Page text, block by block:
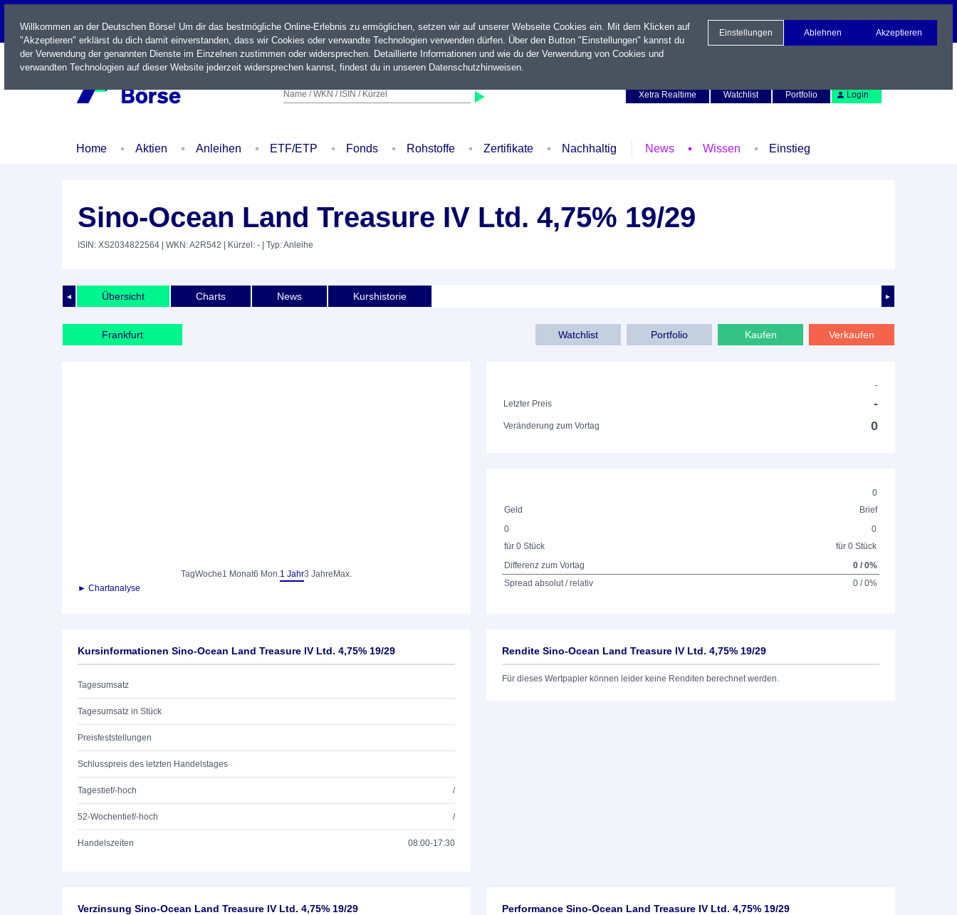
LIVE
Name / WKN / ISIN / Kürzel
Xetra Realtime
Watchlist Portfolio Login
Home Aktien Anleihen ETF/ETP Fonds Rohstoffe Zertifikate Nachhaltig News Wissen Einstieg
Sino-Ocean Land Treasure IV Ltd. 4,75% 19/29
ISIN: XS2034822564 | WKN: A2R542 | Kürzel: - | Typ: Anleihe
◄ ►
Übersicht Charts News Kurshistorie
Frankfurt Verkaufen
Kaufen
Portfolio
Watchlist
TagWoche1 Monat6 Mon.1 Jahr3 Jahre Max.
► Chartanalyse
-
Letzter Preis
-
Veränderung zum Vortag 0
0
Geld
Brief
0
für 0 Stück
0
für 0 Stück
Differenz zum Vortag
0 / 0%
Spread absolut / relativ
0 / 0%
Kursinformationen Sino-Ocean Land Treasure IV Ltd. 4,75% 19/29
Tagesumsatz
Tagesumsatz in Stück
Preisfeststellungen
Schlusspreis des letzten Handelstages
Tagestief/-hoch /
52-Wochentief/-hoch /
Handelszeiten 08:00-17:30
Rendite Sino-Ocean Land Treasure IV Ltd. 4,75% 19/29
Für dieses Wertpapier können leider keine Renditen berechnet werden.
Verzinsung Sino-Ocean Land Treasure IV Ltd. 4,75% 19/29 Performance Sino-Ocean Land Treasure IV Ltd. 4,75% 19/29
Willkommen an der Deutschen Börse! Um dir das bestmögliche Online-Erlebnis zu ermöglichen, setzen wir auf unserer Webseite Cookies ein. Mit dem Klicken auf
"Akzeptieren" erklärst du dich damit einverstanden, dass wir Cookies oder verwandte Technologien verwenden dürfen. Über den Button "Einstellungen" kannst du
der Verwendung der genannten Dienste im Einzelnen zustimmen oder widersprechen. Detaillierte Informationen und wie du der Verwendung von Cookies und
verwandten Technologien auf dieser Website jederzeit widersprechen kannst, findest du in unseren Datenschutzhinweisen.
Einstellungen Ablehnen Akzeptieren